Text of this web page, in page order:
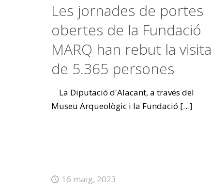
Les jornades de portes
obertes de la Fundació
MARQ han rebut la visita
de 5.365 persones
La Diputació d'Alacant, a través del
Museu Arqueològic i la Fundació […]
16 maig, 2023